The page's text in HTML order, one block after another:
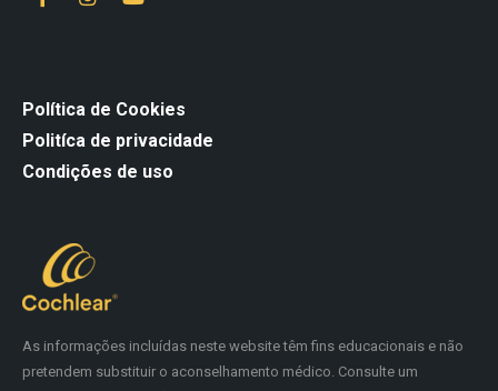
As informações incluídas neste website têm fins educacionais e não
pretendem substituir o aconselhamento médico. Consulte um
Política de Cookies
Politíca de privacidade
Condições de uso